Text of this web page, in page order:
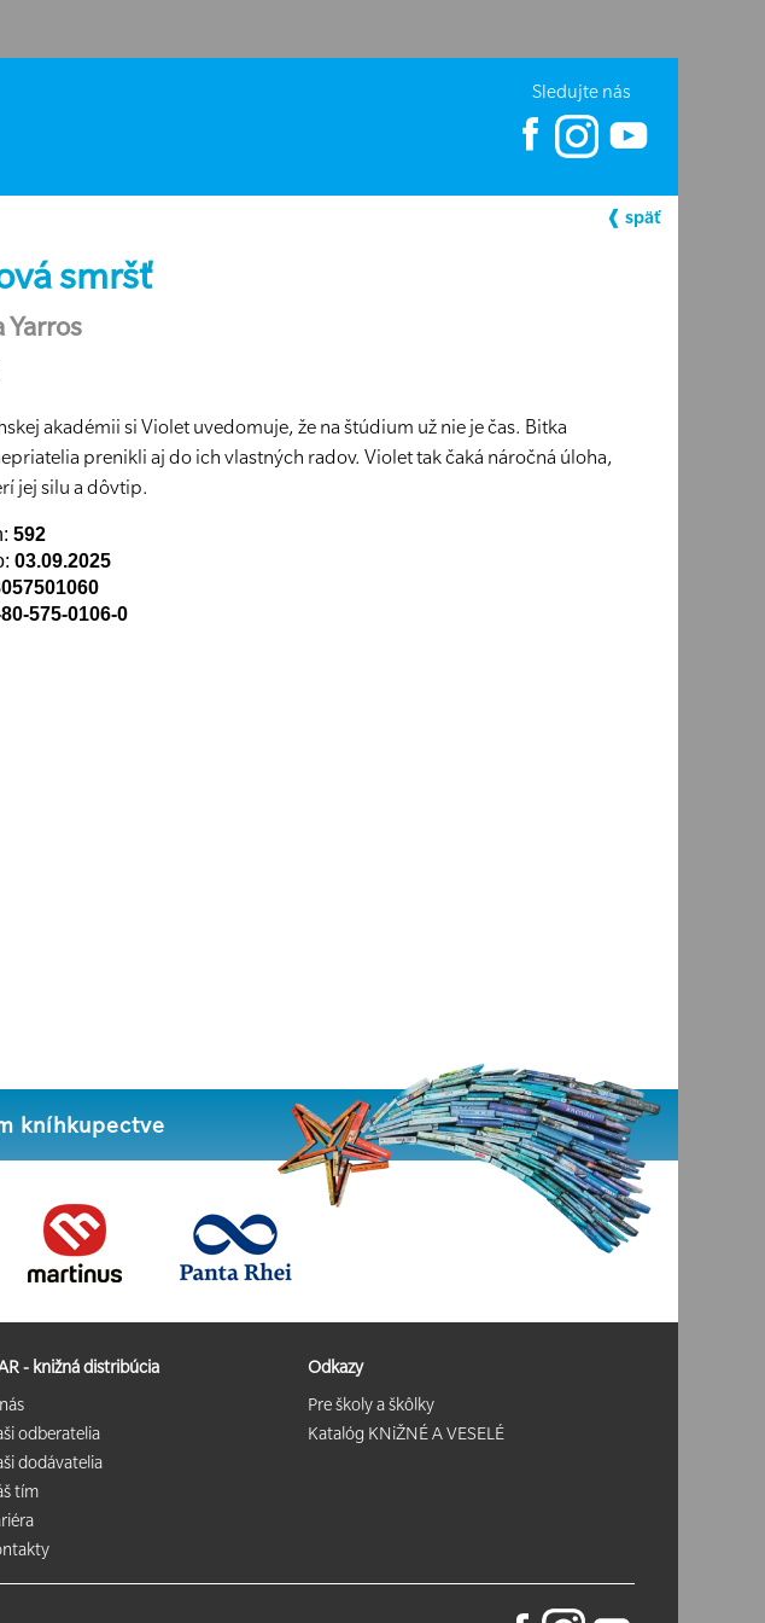
Sledujte nás
smršť
Yarros
akadémii si Violet uvedomuje, že na štúdium už nie je čas. Bitka
prenikli aj do ich vlastných radov. Violet tak čaká náročná úloha,
jej silu a dôvtip.
592
03.09.2025
575-0106-0
❰ späť
kníhkupectve
- knižná distribúcia
odberatelia
dodávatelia
tím
Odkazy
Pre školy a škôlky
Katalóg KNiŽNÉ A VESELÉ